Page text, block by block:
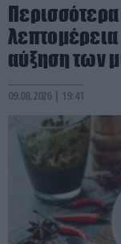
αύξηση των
09.08.2026 | 19:41